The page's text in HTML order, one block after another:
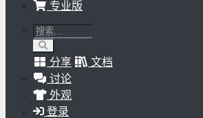
专业版
分享
文档
讨论
外观
登录